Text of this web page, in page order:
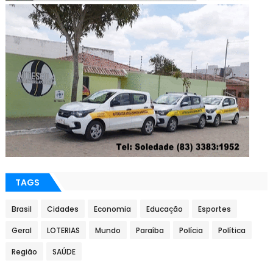
TAGS
Brasil Cidades Economia Educação Esportes
Geral LOTERIAS Mundo Paraíba Polícia Política
Região SAÚDE